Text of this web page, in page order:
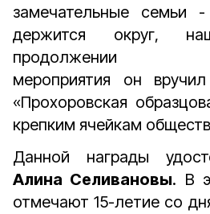
замечательные
держится округ,
продолжении
мероприятия он
«Прохоровская
крепким ячейкам
Данной награды
Алина Селивановы. В
отмечают 15-летие со